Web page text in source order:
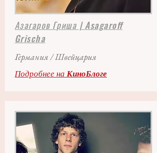
Азагаров Гриша | Asagaroff
Grischa
Германия / Швейцария
Подробнее на КиноБлоге